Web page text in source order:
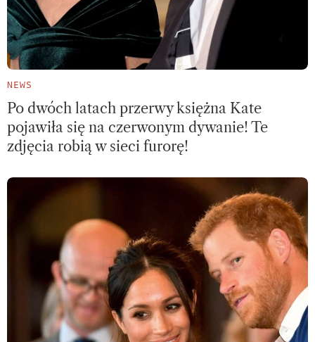
NEWS
Po dwóch latach przerwy księżna Kate
pojawiła się na czerwonym dywanie! Te
zdjęcia robią w sieci furorę!